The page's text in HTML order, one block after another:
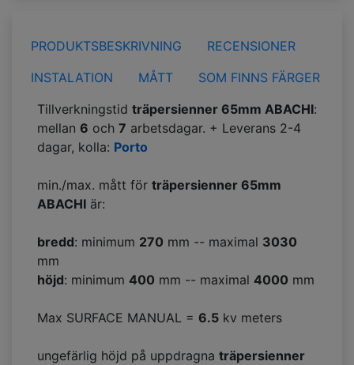
PRODUKTSBESKRIVNING
RECENSIONER
INSTALATION
MÅTT
SOM FINNS FÄRGER
Tillverkningstid träpersienner 65mm ABACHI:
mellan 6 och 7 arbetsdagar. + Leverans 2-4
dagar, kolla: Porto
min./max. mått för träpersienner 65mm
ABACHI är:
bredd: minimum 270 mm -- maximal 3030
mm
höjd: minimum 400 mm -- maximal 4000 mm
Max SURFACE MANUAL = 6.5 kv meters
ungefärlig höjd på uppdragna träpersienner